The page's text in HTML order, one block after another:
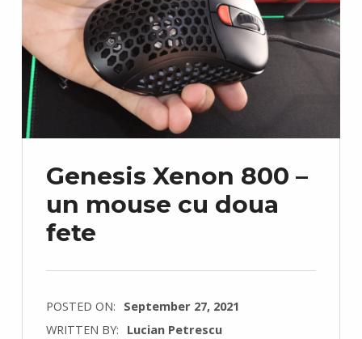
Genesis Xenon 800 –
un mouse cu doua
fete
POSTED ON: September 27, 2021
WRITTEN BY: Lucian Petrescu